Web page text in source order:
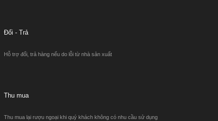
Đổi - Trả
Hỗ trợ đổi, trả hàng nếu do lỗi từ nhà sản xuất
Thu mua
Thu mua lại rượu ngoại khi quý khách không có nhu cầu sử dụng